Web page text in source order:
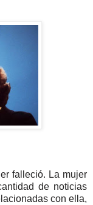
falleció. La mujer
de noticias
con ella,